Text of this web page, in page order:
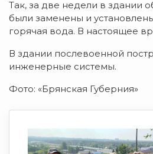
Так, за две недели в здании
были заменены и
горячая вода. В настоящее
В здании послевоенной
инженерные системы.
Фото: «Брянская Губерния»